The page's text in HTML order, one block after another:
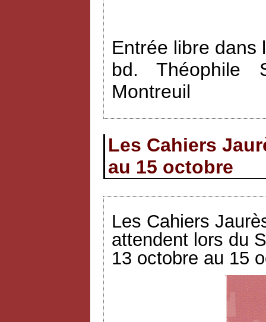
Entrée libre dans
bd. Théophile
Montreuil
Les Cahiers
au 15 octobre
Les Cahiers
attendent lors du
13 octobre au 15